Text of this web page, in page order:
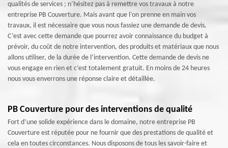
qualités de services ; n’hésitez pas à remettre vos travaux à notre
entreprise PB Couverture. Mais avant que l’on prenne en main vos
travaux, il est nécessaire que vous nous fassiez une demande de devis.
C’est avec cette demande que pourrez avoir connaissance du budget à
prévoir, du coût de notre intervention, des produits et matériaux que nous
allons utiliser, de la durée de l’intervention. Cette demande de devis ne
vous engage en rien et c’est totalement gratuit. En moins de 24 heures
nous vous enverrons une réponse claire et détaillée.
PB Couverture pour des interventions de qualité
Fort d’une solide expérience dans le domaine, notre entreprise PB
Couverture est réputée pour ne fournir que des prestations de qualité et
cela en toutes circonstances. Nous disposons de tous les savoir-faire et